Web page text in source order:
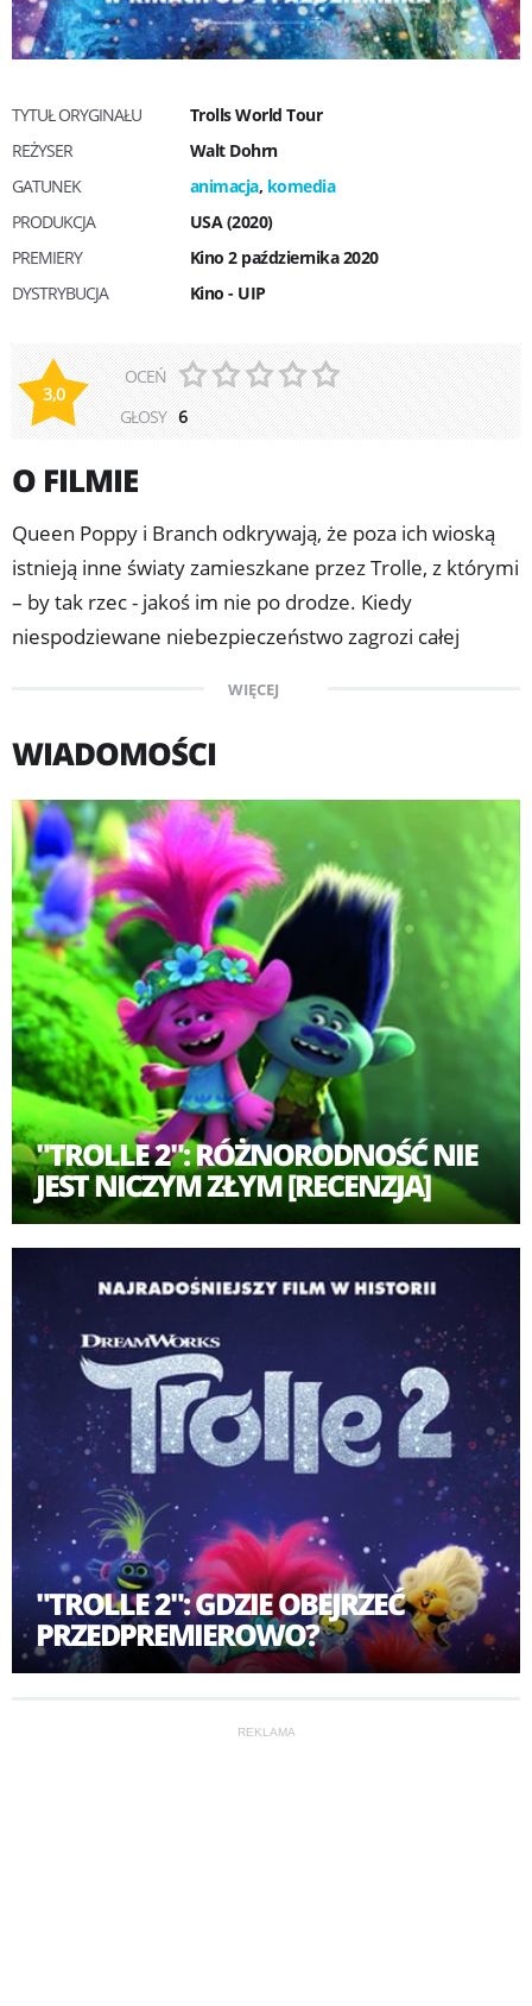
TYTUŁ ORYGINAŁU
Trolls World Tour
REŻYSER
Walt Dohrn
GATUNEK
animacja, komedia
PRODUKCJA
USA (2020)
PREMIERY
Kino 2 października 2020
DYSTRYBUCJA
Kino - UIP
3,0
OCEŃ
GŁOSY 6
O FILMIE
Queen Poppy i Branch odkrywają, że poza ich wioską
istnieją inne światy zamieszkane przez Trolle, z którymi
– by tak rzec - jakoś im nie po drodze. Kiedy
niespodziewane niebezpieczeństwo zagrozi całej
wyruszą w wielką podróż przez nowe - niebezpieczne -
lądy, by dokonać niemożliwego: pogodzić ze sobą
wszystkie Trolle i połączyć się przeciw wrogowi.
WIĘCEJ
WIADOMOŚCI
"TROLLE 2": RÓŻNORODNOŚĆ NIE
JEST NICZYM ZŁYM [RECENZJA]
"TROLLE 2": GDZIE OBEJRZEĆ
PRZEDPREMIEROWO?
REKLAMA